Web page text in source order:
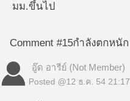
มม.ขึ้นไป
Comment #15กำลังตกหนัก
อู๊ด อารีย์ (Not Member)
Posted @12 ธ.ค. 54 21:17